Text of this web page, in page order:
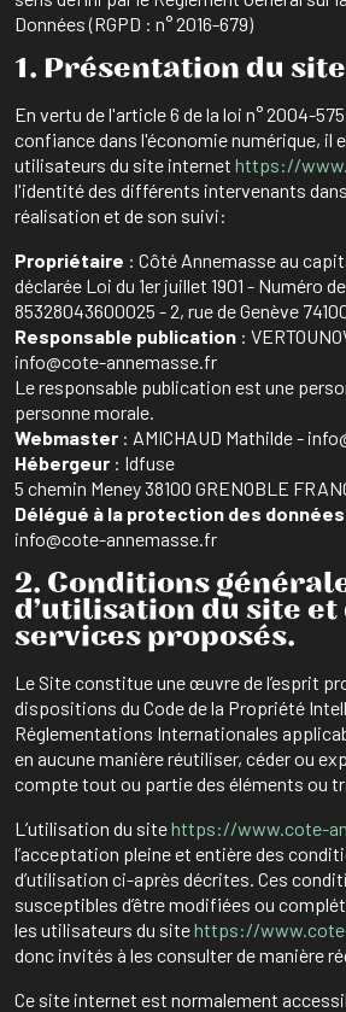
Données (RGPD : n° 2016-679)
1. Présentation du
En vertu de l'article 6 de la loi n° 2004-
confiance dans l'économie numérique, il
utilisateurs du site internet https://
l'identité des différents intervenants
réalisation et de son suivi:
Propriétaire : Côté Annemasse au
déclarée Loi du 1er juillet 1901 - Numéro
85328043600025 - 2, rue de Genève
Responsable publication :
info@cote-annemasse.fr
Le responsable publication est une
personne morale.
Webmaster : AMICHAUD Mathilde -
Hébergeur : Idfuse
5 chemin Meney 38100 GRENOBLE
Délégué à la protection des données
info@cote-annemasse.fr
2. Conditions
d’utilisation du site et
services proposés.
Le Site constitue une œuvre de l’esprit
dispositions du Code de la Propriété
Réglementations Internationales
en aucune manière réutiliser, céder ou
compte tout ou partie des éléments ou
L’utilisation du sitehttps://www.cote-
l’acceptation pleine et entière des
d’utilisation ci-après décrites. Ces
susceptibles d’être modifiées ou
les utilisateurs du sitehttps://
donc invités à les consulter de manière
Ce site internet est normalement